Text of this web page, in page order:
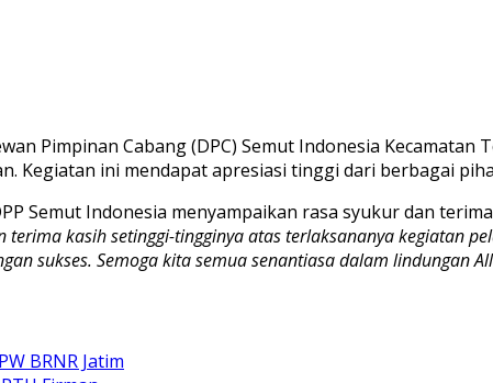
Pimpinan Cabang (DPC) Semut Indonesia
Kegiatan ini mendapat apresiasi tinggi dari berbagai
Semut Indonesia menyampaikan rasa syukur dan
kasih setinggi-tingginya atas terlaksananya kegiatan
sukses. Semoga kita semua senantiasa dalam lindungan
BRNR Jatim